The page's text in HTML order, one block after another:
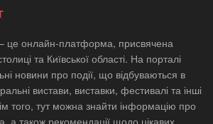
це онлайн-платформа, присвячена
та Київської області. На порталі
новини про події, що відбуваються в
вистави, виставки, фестивалі та інші
того, тут можна знайти інформацію про
а також рекомендації щодо цікавих